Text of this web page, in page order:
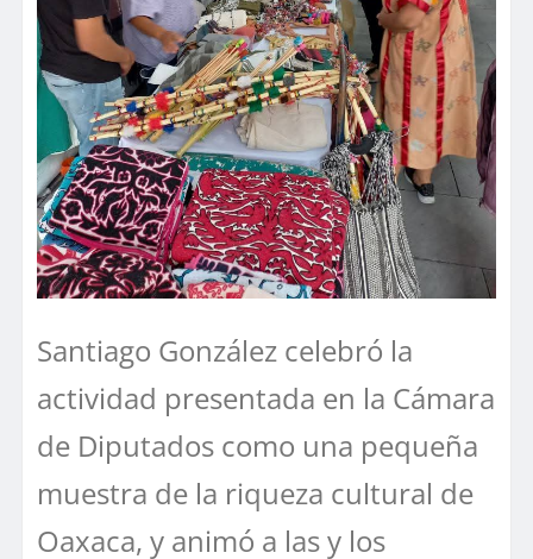
Santiago González celebró la
actividad presentada en la Cámara
de Diputados como una pequeña
muestra de la riqueza cultural de
Oaxaca, y animó a las y los